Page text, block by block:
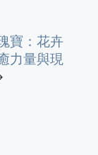
寶：花卉
力量與現